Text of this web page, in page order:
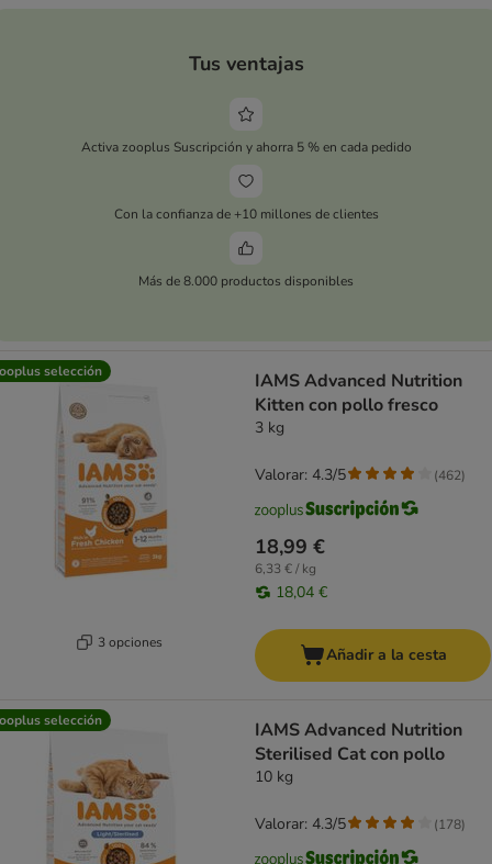
Tus ventajas
Activa zooplus Suscripción y ahorra 5 % en cada pedido
Con la confianza de +10 millones de clientes
Más de 8.000 productos disponibles
selección
3 opciones
IAMS Advanced Nutrition
Kitten con pollo fresco
3 kg
18,99 €
6,33 € / kg
18,04 €
Valorar: 4.3/5 (462)
Añadir a la cesta
selección
IAMS Advanced Nutrition
Sterilised Cat con pollo
10 kg
Valorar: 4.3/5 (178)